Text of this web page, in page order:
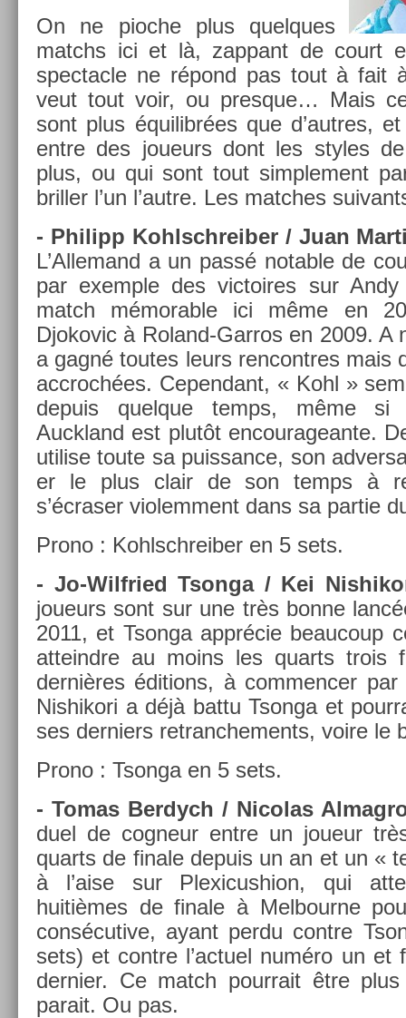
On ne pioc­he plus quel­ques
matchs ici et là, zap­pant de court
spec­tacle ne répond pas tout à fait
veut tout voir, ou pre­sque… Mais
sont plus équilibrées que d’aut­res,
entre des joueurs dont les styles
plus, ou qui sont tout simple­ment
brill­er l’un l’autre. Les matches
- Philipp Kohlschreib­er / Juan
L’Al­lemand a un passé not­able de
par ex­em­ple des vic­toires sur Andy
match mémor­able ici même en
Djokovic à Roland-Garros en 2009. A
a gagné toutes leurs re­ncontres mais
accrochées. Cepen­dant, « Kohl »
de­puis quel­que temps, même
Auckland est plutôt en­couragean­te.
util­ise toute sa puis­sance, son
er le plus clair de son temps à
s’écras­er violem­ment dans sa par­tie
Prono : Kohlschreib­er en 5 sets.
- Jo-Wilfried Tson­ga / Kei
joueurs sont sur une très bonne
2011, et Tson­ga apprécie be­aucoup
at­teindre au moins les quarts trois
dernières édi­tions, à com­menc­er
Nis­hikori a déjà battu Tson­ga et
ses de­rni­ers re­tranche­ments, voire le
Prono : Tson­ga en 5 sets.
- Tomas Be­rdych / Nicolas
duel de cog­neur entre un joueur
quarts de fin­ale de­puis un an et un «
à l’aise sur Plexicush­ion, qui
huitièmes de fin­ale à Mel­bour­ne
con­sécutive, ayant perdu con­tre
sets) et con­tre l’ac­tuel numéro un et
de­rni­er. Ce match pour­rait être plus
para­it. Ou pas.